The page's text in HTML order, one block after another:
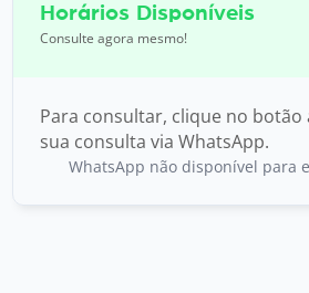
Horários Disponíveis
Consulte agora mesmo!
Para consultar, clique no botão
sua consulta via WhatsApp.
WhatsApp não disponível para